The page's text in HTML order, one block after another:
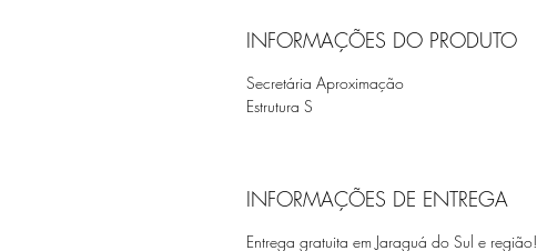
INFORMAÇÕES DO PRODUTO
Secretária Aproximação
Estrutura S
INFORMAÇÕES DE ENTREGA
Entrega gratuita em Jaraguá do Sul e